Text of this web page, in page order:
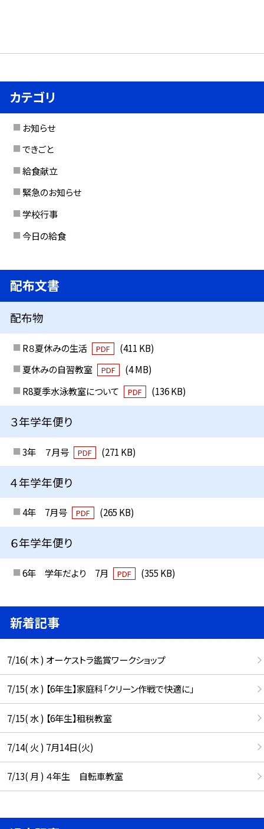
カテゴリ
お知らせ
できごと
給食献立
緊急のお知らせ
学校行事
今日の給食
配布文書
配布物
R８夏休みの生活 PDF
(411 KB)
夏休みの自習教室
PDF
(4 MB)
R8夏季水泳教室について
PDF (136 KB)
３年学年便り
3年 ７月号 PDF (271 KB)
４年学年便り
4年 7月号 PDF (265 KB)
６年学年便り
6年 学年だより 7月 PDF (355 KB)
新着記事
7/16( 木 ) オーケストラ鑑賞ワークショップ
7/15( 水 ) 【6年生】家庭科「クリーン作戦で快適に」
7/15( 水 ) 【6年生】租税教室
7/14( 火 ) 7月14日(火)
7/13( 月 ) ４年生 自転車教室